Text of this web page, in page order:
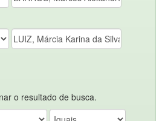
o resultado de busca.